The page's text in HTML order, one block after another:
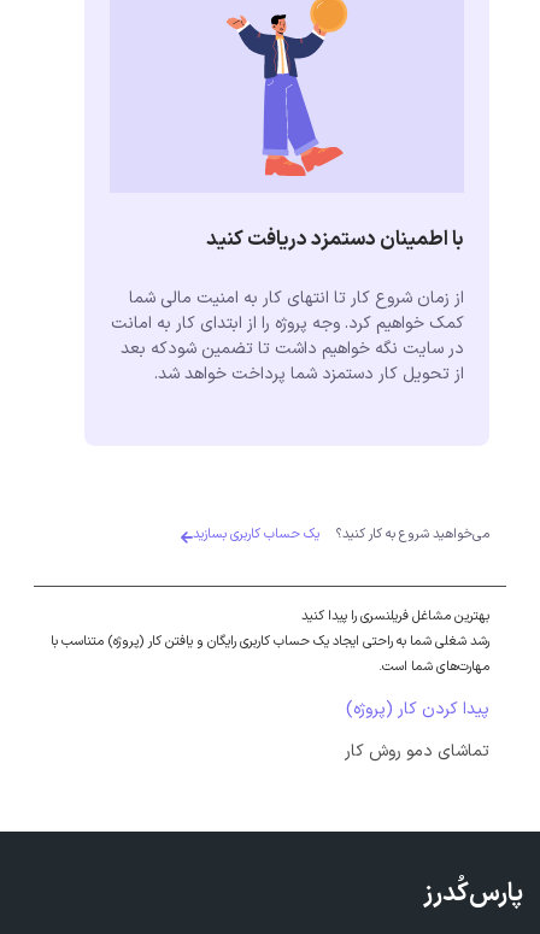
با اطمینان دستمزد دریافت کنید
از زمان شروع کار تا انتهای کار به امنیت مالی شما
کمک خواهیم کرد. وجه پروژه را از ابتدای کار به امانت
در سایت نگه خواهیم داشت تا تضمین شودکه بعد
از تحویل کار دستمزد شما پرداخت خواهد شد.
می‌خواهید شروع به کار کنید؟ یک حساب کاربری بسازید
بهترین مشاغل فریلنسری را پیدا کنید
رشد شغلی شما به راحتی ایجاد یک حساب کاربری رایگان و یافتن کار (پروژه) متناسب با
مهارت‌های شما است.
پیدا کردن کار (پروژه)
تماشای دمو روش کار
پارس‌کُدرز